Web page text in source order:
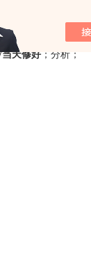
化、光纤、橡胶
等工控一体化技术
当天修好 ；分析；